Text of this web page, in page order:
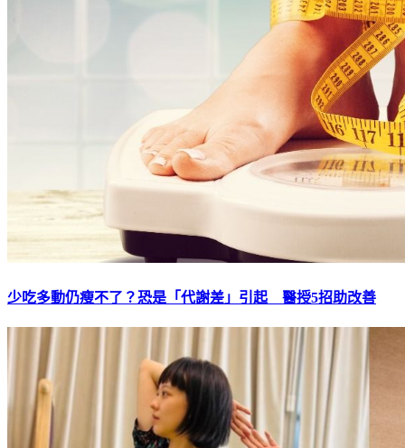
少吃多動仍瘦不了？恐是「代謝差」引起 醫授5招助改善